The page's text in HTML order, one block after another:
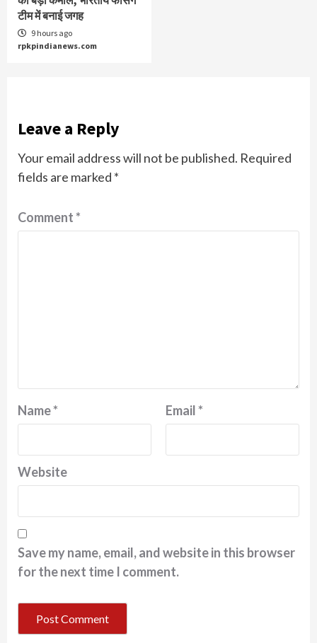
टीम में बनाई जगह
9 hours ago
rpkpindianews.com
Leave a Reply
Your email address will not be published. Required
fields are marked *
Comment*
Name* Email*
Website
Save my name, email, and website in this browser
for the next time I comment.